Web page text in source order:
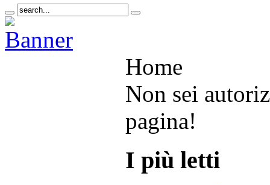
Home
Non sei
pagina!
I più letti